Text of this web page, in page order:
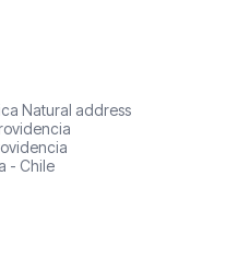
Natural address
- Chile